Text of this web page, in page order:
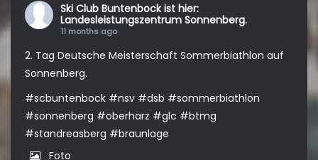
Ski Club Buntenbock ist hier:
Landesleistungszentrum Sonnenberg.
11 months ago
2. Tag Deutsche Meisterschaft Sommerbiathlon auf
Sonnenberg.
#scbuntenbock #nsv #dsb #sommerbiathlon
#sonnenberg #oberharz #glc #btmg
#standreasberg #braunlage
Foto